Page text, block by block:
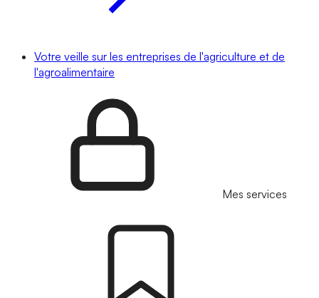
Votre veille sur les entreprises de l'agriculture et de
l'agroalimentaire
Mes services